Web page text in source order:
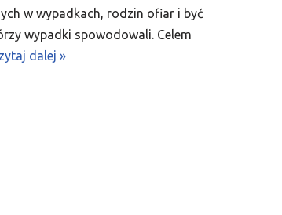
w wypadkach, rodzin ofiar i być
wypadki spowodowali. Celem
dalej »